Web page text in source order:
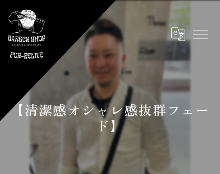
【清潔感オシャレ感抜群フェー
ド】